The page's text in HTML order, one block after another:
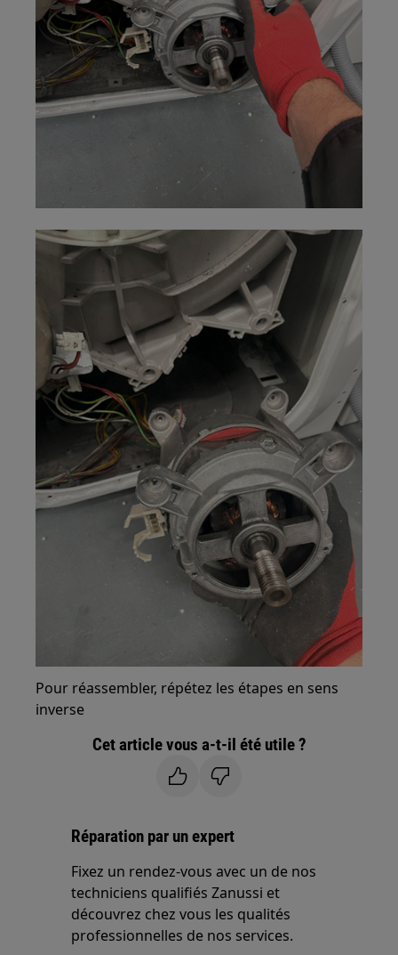
Pour réassembler, répétez les étapes en sens
inverse
Cet article vous a-t-il été utile ?
Réparation par un expert
Fixez un rendez-vous avec un de nos
techniciens qualifiés Zanussi et
découvrez chez vous les qualités
professionnelles de nos services.